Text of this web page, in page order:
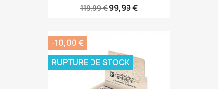
119,99 € 99,99 €
-10,00 €
RUPTURE DE STOCK